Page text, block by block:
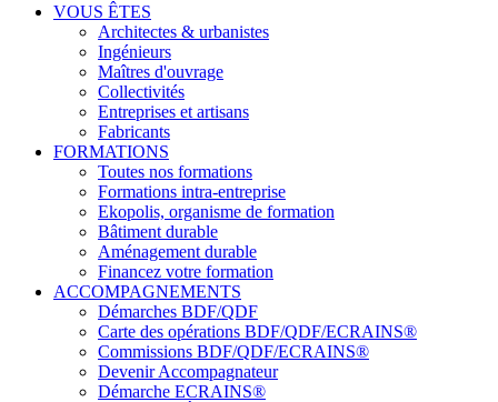
VOUS ÊTES
Architectes & urbanistes
Ingénieurs
Maîtres d'ouvrage
Collectivités
Entreprises et artisans
Fabricants
FORMATIONS
Toutes nos formations
Formations intra-entreprise
Ekopolis, organisme de formation
Bâtiment durable
Aménagement durable
Financez votre formation
ACCOMPAGNEMENTS
Démarches BDF/QDF
Carte des opérations BDF/QDF/ECRAINS®
Commissions BDF/QDF/ECRAINS®
Devenir Accompagnateur
Démarche ECRAINS®